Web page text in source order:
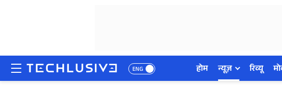
ENG होम न्यूज़ रिव्यू